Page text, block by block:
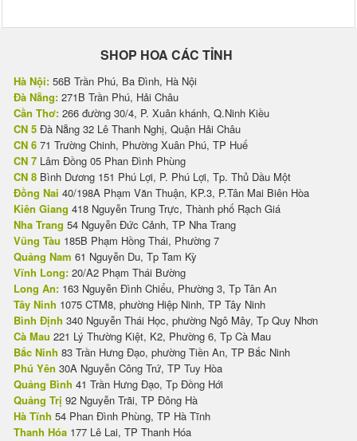
SHOP HOA CÁC TỈNH
Hà Nội: 56B Trần Phú, Ba Đình, Hà Nội
Đà Nẵng: 271B Trần Phú, Hải Châu
Cần Thơ: 266 đường 30/4, P. Xuân khánh, Q.Ninh Kiều
CN 5 Đà Nẵng 32 Lê Thanh Nghị, Quận Hải Châu
CN 6 71 Trường Chinh, Phường Xuân Phú, TP Huế
CN 7 Lâm Đồng 05 Phan Đình Phùng
CN 8 Bình Dương 151 Phú Lợi, P. Phú Lợi, Tp. Thủ Dầu Một
Đồng Nai 40/198A Phạm Văn Thuận, KP.3, P.Tân Mai Biên Hòa
Kiên Giang 418 Nguyễn Trung Trực, Thành phố Rạch Giá
Nha Trang 54 Nguyễn Đức Cảnh, TP Nha Trang
Vũng Tàu 185B Phạm Hồng Thái, Phường 7
Quảng Nam 61 Nguyễn Du, Tp Tam Kỳ
Vĩnh Long: 20/A2 Phạm Thái Bường
Long An: 163 Nguyễn Đình Chiểu, Phường 3, Tp Tân An
Tây Ninh 1075 CTM8, phường Hiệp Ninh, TP Tây Ninh
Bình Định 340 Nguyễn Thái Học, phường Ngô Mây, Tp Quy Nhơn
Cà Mau 221 Lý Thường Kiệt, K2, Phường 6, Tp Cà Mau
Bắc Ninh 83 Trần Hưng Đạo, phường Tiền An, TP Bắc Ninh
Phú Yên 30A Nguyễn Công Trứ, TP Tuy Hòa
Quảng Bình 41 Trần Hưng Đạo, Tp Đồng Hới
Quảng Trị 92 Nguyễn Trãi, TP Đông Hà
Hà Tĩnh 54 Phan Đình Phùng, TP Hà Tĩnh
Thanh Hóa 177 Lê Lai, TP Thanh Hóa